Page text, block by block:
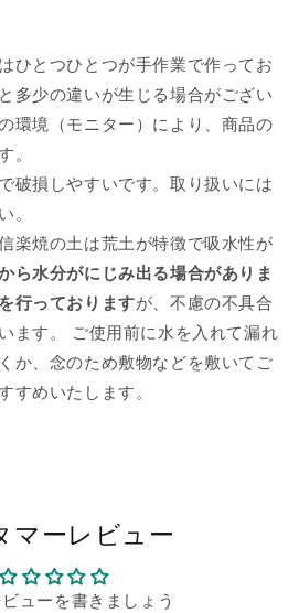
ひとつひとつが手作業で作ってお
多少の違いが生じる場合がござい
環境（モニター）により、商品の
。
破損しやすいです。取り扱いには
。
楽焼の土は荒土が特徴で吸水性が
ら水分がにじみ出る場合がありま
行っておりますが、不慮の不具合
ます。 ご使用前に水を入れて漏れ
か、念のため敷物などを敷いてご
すめいたします。
マーレビュー
ューを書きましょう